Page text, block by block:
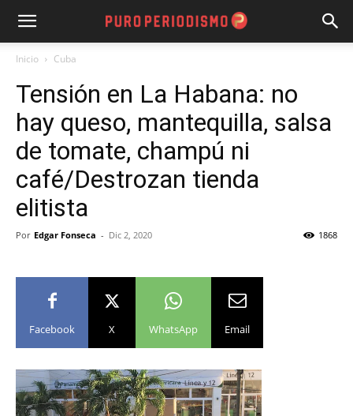
Inicio Cuba
Tensión en La Habana: no
hay queso, mantequilla, salsa
de tomate, champú ni
café/Destrozan tienda
elitista
Por Edgar Fonseca - Dic 2, 2020 1868
Facebook X WhatsApp Email